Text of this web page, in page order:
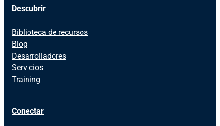
Descubrir
Biblioteca de recursos
Blog
Desarrolladores
Servicios
Training
Conectar